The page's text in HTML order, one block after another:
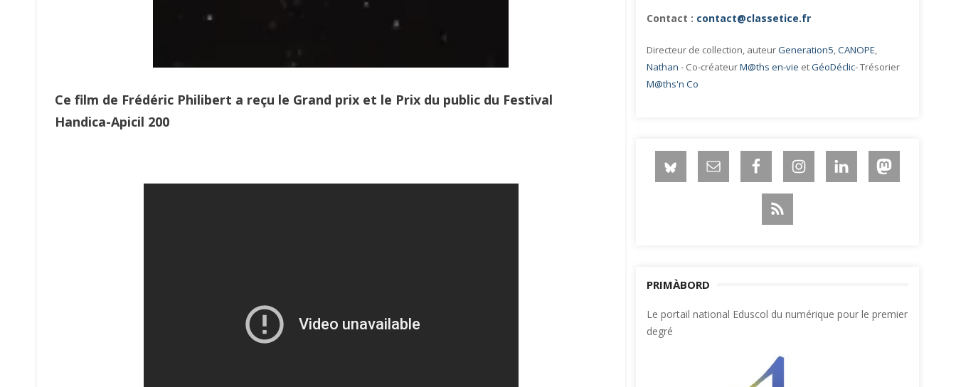
Ce film de Frédéric Philibert a reçu le Grand prix et le Prix du public du Festival
Handica-Apicil 200
Contact : contact@classetice.fr
Directeur de collection, auteurGeneration5,CANOPE,
Nathan - Co-créateurM@ths en-vie etGéoDéclic- Trésorier
M@ths'n Co
PRIMÀBORD
Le portail national Eduscol du numérique pour le premier
degré